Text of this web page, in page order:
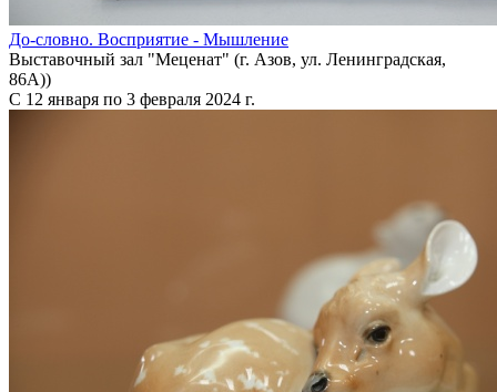
До-словно. Восприятие - Мышление
Выставочный зал "Меценат" (г. Азов, ул. Ленинградская,
86А))
С 12 января по 3 февраля 2024 г.